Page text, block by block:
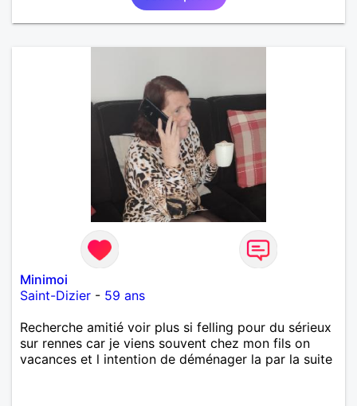
Minimoi
Saint-Dizier - 59 ans
Recherche amitié voir plus si felling pour du sérieux
sur rennes car je viens souvent chez mon fils on
vacances et l intention de déménager la par la suite